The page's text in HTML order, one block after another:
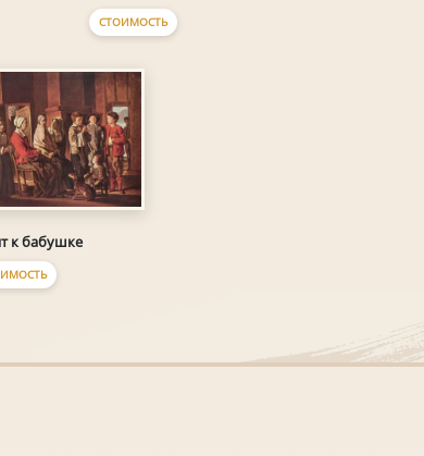
СТОИМОСТЬ
к бабушке